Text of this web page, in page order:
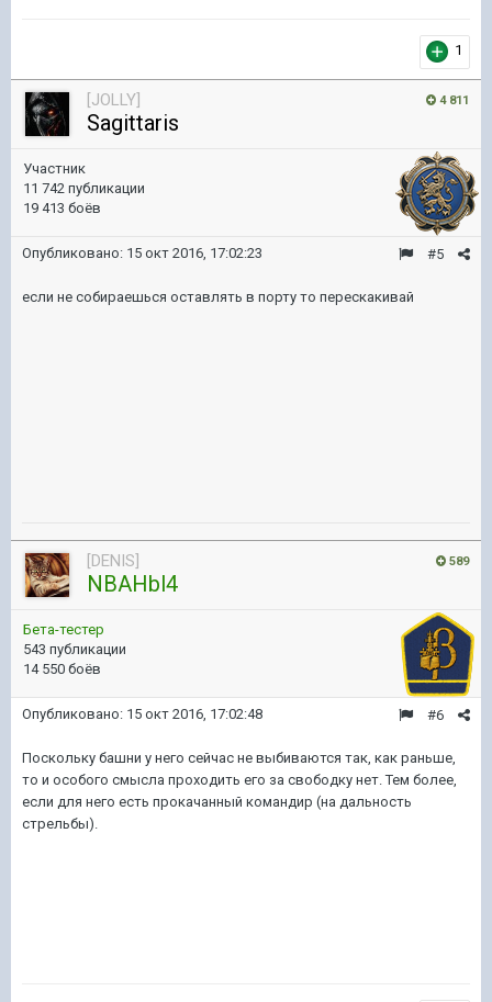
1
4 811
[JOLLY]
Sagittaris
Участник
11 742 публикации
19 413 боёв
#5
Опубликовано: 15 окт 2016, 17:02:23
если не собираешься оставлять в порту то перескакивай
589
[DENIS]
NBAHbl4
Бета-тестер
543 публикации
14 550 боёв
#6
Опубликовано: 15 окт 2016, 17:02:48
Поскольку башни у него сейчас не выбиваются так, как раньше,
то и особого смысла проходить его за свободку нет. Тем более,
если для него есть прокачанный командир (на дальность
стрельбы).